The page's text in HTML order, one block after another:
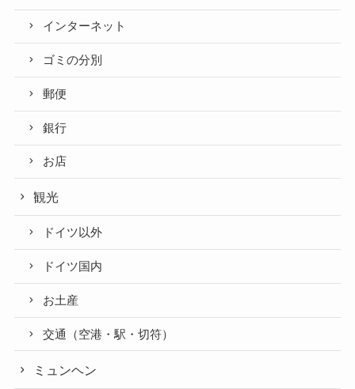
インターネット
ゴミの分別
郵便
銀行
お店
観光
ドイツ以外
ドイツ国内
お土産
交通（空港・駅・切符）
ミュンヘン